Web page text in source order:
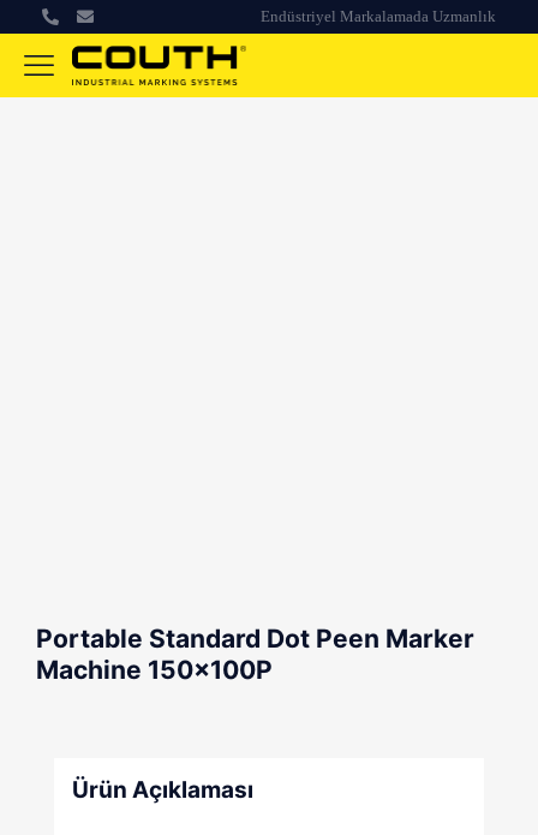
Endüstriyel Markalamada Uzmanlık
Portable Standard Dot Peen Marker
Machine 150x100P
Ürün Açıklaması